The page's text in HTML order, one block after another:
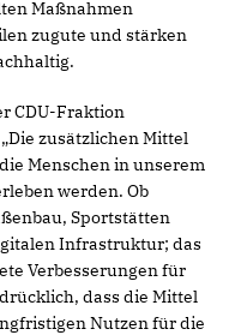
Maßnahmen
zugute und stärken
CDU-Fraktion
zusätzlichen Mittel
Menschen in unserem
werden. Ob
Sportstätten
Infrastruktur; das
Verbesserungen für
dass die Mittel
Nutzen für die